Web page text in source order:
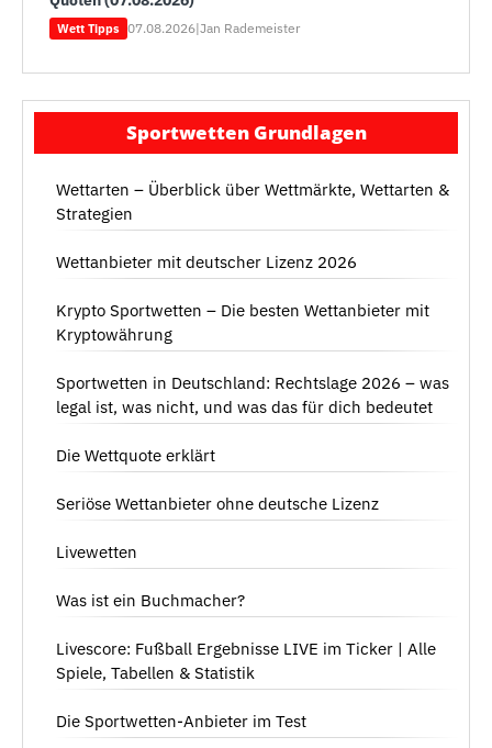
Wett Tipps 07.08.2026|Jan Rademeister
Sportwetten Grundlagen
Wettarten – Überblick über Wettmärkte, Wettarten &
Strategien
Wettanbieter mit deutscher Lizenz 2026
Krypto Sportwetten – Die besten Wettanbieter mit
Kryptowährung
Sportwetten in Deutschland: Rechtslage 2026 – was
legal ist, was nicht, und was das für dich bedeutet
Die Wettquote erklärt
Seriöse Wettanbieter ohne deutsche Lizenz
Livewetten
Was ist ein Buchmacher?
Livescore: Fußball Ergebnisse LIVE im Ticker | Alle
Spiele, Tabellen & Statistik
Die Sportwetten-Anbieter im Test